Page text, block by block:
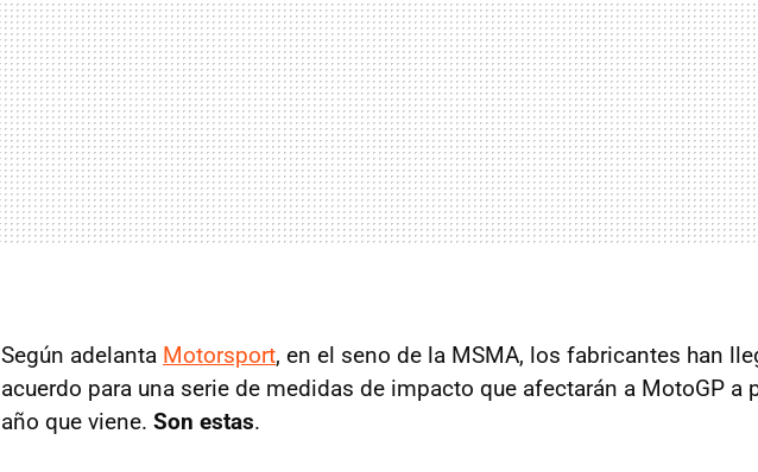
Según adelanta Motorsport, en el seno de la MSMA, los fabricantes han
acuerdo para una serie de medidas de impacto que afectarán a MotoGP a
año que viene. Son estas.